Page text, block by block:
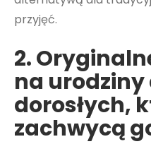
przyjęć.
2.
na urodziny
dorosłych,
zachwycą